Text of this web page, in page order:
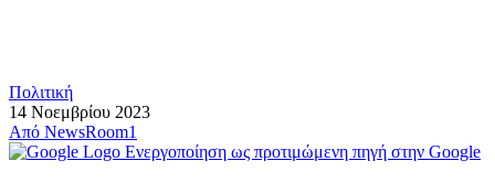
Πολιτική
14 Νοεμβρίου 2023
Από NewsRoom1
Ενεργοποίηση ως προτιμώμενη πηγή στην Google